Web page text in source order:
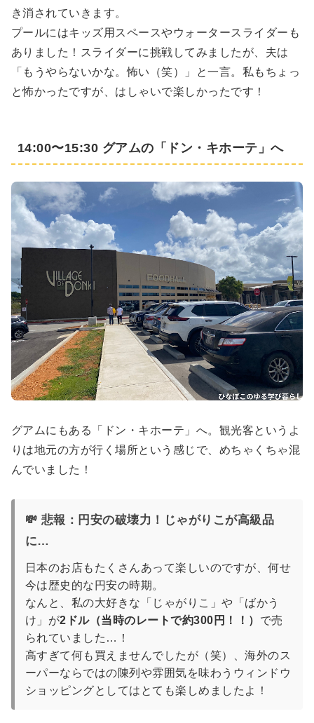
き消されていきます。
プールにはキッズ用スペースやウォータースライダーも
ありました！スライダーに挑戦してみましたが、夫は
「もうやらないかな。怖い（笑）」と一言。私もちょっ
と怖かったですが、はしゃいで楽しかったです！
14:00〜15:30 グアムの「ドン・キホーテ」へ
グアムにもある「ドン・キホーテ」へ。観光客というよ
りは地元の方が行く場所という感じで、めちゃくちゃ混
んでいました！
💸 悲報：円安の破壊力！じゃがりこが高級品
に…
日本のお店もたくさんあって楽しいのですが、何せ
今は歴史的な円安の時期。
なんと、私の大好きな「じゃがりこ」や「ばかう
け」が2ドル（当時のレートで約300円！！） で売
られていました…！
高すぎて何も買えませんでしたが（笑）、海外のス
ーパーならではの陳列や雰囲気を味わうウィンドウ
ショッピングとしてはとても楽しめましたよ！